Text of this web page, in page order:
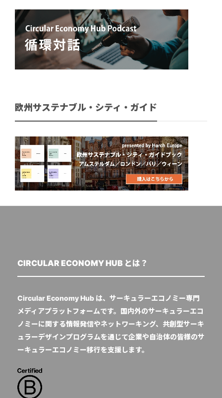
欧州サステナブル・シティ・ガイド
CIRCULAR ECONOMY HUB とは？
Circular Economy Hub は、サーキュラーエコノミー専門
メディアプラットフォームです。国内外のサーキュラーエコ
ノミーに関する情報発信やネットワーキング、共創型サーキ
ュラーデザインプログラムを通じて企業や自治体の皆様のサ
ーキュラーエコノミー移行を支援します。